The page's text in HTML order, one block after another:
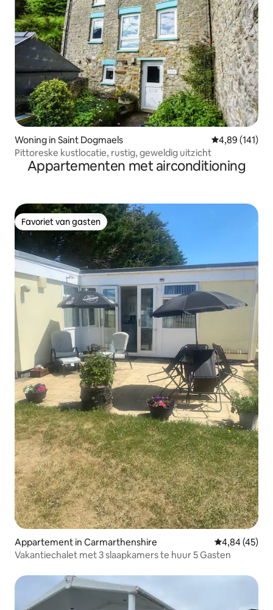
Woning in Saint Dogmaels Gemiddelde
4,89 (141)
Pittoreske kustlocatie, rustig, geweldig uitzicht
Appartementen met airconditioning
Favoriet van gasten
Favoriet van gasten
Appartement in Carmarthenshire Gemiddelde
4,84 (45)
Vakantiechalet met 3 slaapkamers te huur 5 Gasten